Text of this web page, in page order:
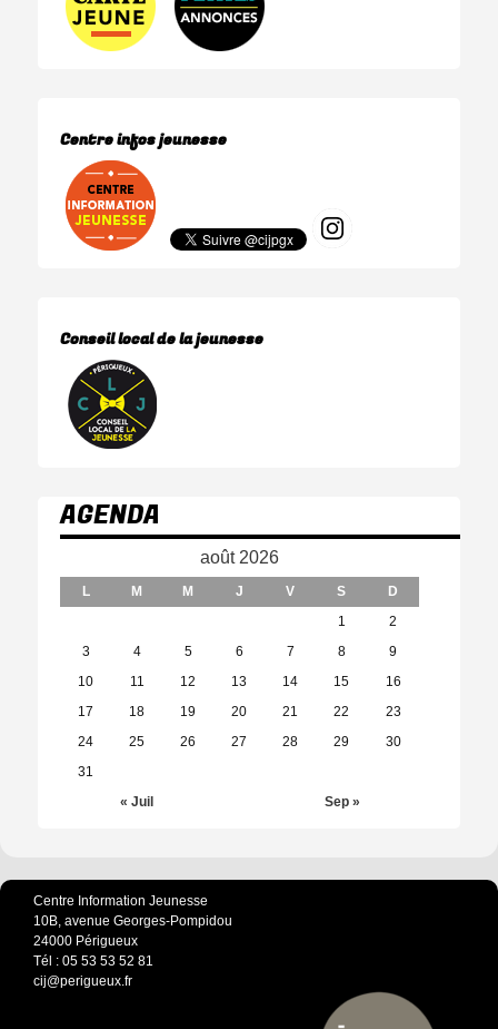
Centre infos jeunesse
Conseil local de la jeunesse
AGENDA
août 2026
L M M J V S
D
1
2
3
4 5 6 7 8
9
10
11 12 13 14 15
16
17
18 19 20 21 22
23
24
25 26 27 28 29
30
31
« Juil
Sep »
Centre Information Jeunesse
10B, avenue Georges-Pompidou
24000 Périgueux
Tél : 05 53 53 52 81
cij@perigueux.fr